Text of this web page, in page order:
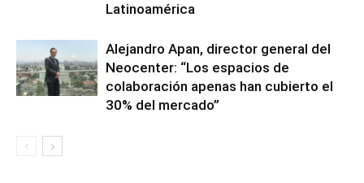
Latinoamérica
Alejandro Apan, director general del
Neocenter: “Los espacios de
colaboración apenas han cubierto el
30% del mercado”